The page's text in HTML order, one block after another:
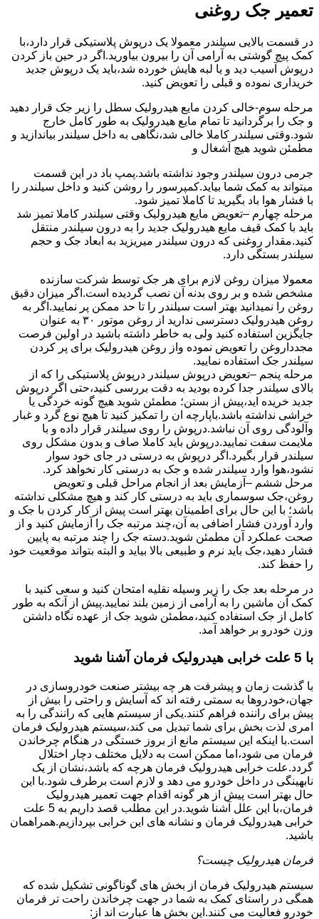
تعمیر جک روغنی
در قسمت بالایی سیلندر معمولا یک درپوش پلاستیکی قرار دارد،با
کمک پیچ گوشتی به آرامی آن را بیرون بیاورید.اگر در حین باز کردن
درپوش آسیب دید و یا لبه هایش خورده شد،باید یک درپوش جدید
خریداری نموده و قبلی را تعویض کنید.
مرحله سوم-خالی کردن مایع هیدرولیک سطل را زیر جک قرار دهید
و جک را برگردانید تا تمام مایع هیدرولیک به طور کامل خارج
شود.وقتی سیلندر کاملا خالی شد،نگاهی به داخل سیلندر بیاندازید و
مطمئن شوید هیچ آشغال و
جرمی درون سیلندر وجود نداشته باشد.پمپ باد در این قسمت
میتواند به کمک شما بیاید.کمپرسور را روشن کنید و داخل سیلندر را
با فشار هوا باد بگیرید تا کاملا تمیز شود.
مرحله چهارم –تعویض مایع هیدرولیک وقتی سیلندر کاملا تمیز شد
باید با کمک قیف مایع هیدرولیک جدید را به درون سیلندر منتقل
کنید.مقدار روغنی که درون سیلندر میریزید به ابعاد جک و حجم
سیلندر بستگی دارد.
معمولا میزان روغن لازم برای هر جک توسط شرکت سازنده
مشخص شده و بر روی بدنه آن نصب گردیده است.اگر میزان دقیق
روغن را نمیدانید بهتر است سیلندر را تا حد ممکن پر نمایید.اگر به
روغن هیدرولیک دسترسی ندارید از روغن موتور ۳۰ به عنوان
جایگزین استفاده کنید ولی به خاطر داشته باشید در اولین فرصت
مجدداروغن را تعویض نموده واز روغن هیدرولیک برای پر کردن
سیلندر جک استفاده نمایید.
مرحله پنجم –تعویض درپوش سیلندر درپوش پلاستیکی را که از
بالای سیلندر جدا کرده بودید به دقت بررسی کنید،حتی اگر درپوش
جدید خریده اید،پیش از بستن؛ مطمئن شوید هیچ گونه خردگی یا
خراشی نداشته باشد.باپارچه ان را تمکیز کنید تا هیچ نوع گرد و غبار
وآلودگی روی آن نباشد.درپوش را روی سیلندر قرار داده و با
ملایمت سفت نمایید.درپوش باید کاملا صاف و بدون مشکل روی
سیلندر قرار بگیرد.اگر درپوش به درستی در جای خود سوار
نشود،هوا وارد سیلندر شده و جک به درستی کار نخواهد کرد.
مرحل ششم –آزمایش بعد از انجام مراحل قبلی و تعویض
روغن،جک سوسماری باید به درستی کار کند و هیچ مشکلی نداشته
باشد؛ با این حال برای اطمینان بهتر است پیش از کار کردن با جک و
وارد آوردن فشار اضافی به آن،چند مرتبه جک را آزمایش کنید و از
صحت عملکرد آن مطمئن شوید.دسته جک را چند مرتبه به پایین
فشار دهید،جک باید نرم و طبیعی بالا بیاید و البته بتواند موقعیت خود
را حفظ کند.
در مرحله بعد جک را زیر وسیله نقلیه امتحان کنید و سعی کنید با
کمک آن ماشین را به آرامی از زمین بلند نمایید.پیش از آنکه به طور
کامل از جک استفاده کنید،مطمئن شوید جک از عهده نگاه داشتن
وزن خودرو بر خواهد آمد.
با 5 علت خرابی هیدرولیک فرمان آشنا شوید
با گذشت زمان و پیشرفت هر چه بیشتر صنعت خودروسازی در
جهان،خودروها به سمتی رفته اند که آسایش و راحتی را بیش از
پیش برای راننده فراهم کنند.یکی از سیستم هایی که رانندگی را به
امری لذت بخش برای شما تبدیل می کند،سیستم هیدرولیک فرمان
است.با اینکه این سیستم مانع از بروز خستگی در هنگام چرخاندن
فرمان می شود،اما ممکن است به دلایل مختلف دچار اختلال
گردد.علت خرابی هیدرولیک فرمان هرچه که باشد،نشان از یک
نابهینگی در داخل خودرو می دهد و لازم است برطرف شود.با این
حال بهتر است پیش از هر گونه اقدام جهت تعمیر هیدرولیک
فرمان،با این علل آشنا شوید.در این مطلب قصد داریم به 5 علت
خرابی هیدرولیک فرمان و نشانه های این خرابی بپردازیم.همراهمان
باشید.
فرمان هیدرولیک چیست؟
سیستم هیدرولیک فرمان از بخش های گوناگونی تشکیل شده که
همگی در راستای کمک به شما در جهت چرخاندن راحت تر فرمان
خودرو فعالیت می کنند.این بخش ها عبارت اند از: